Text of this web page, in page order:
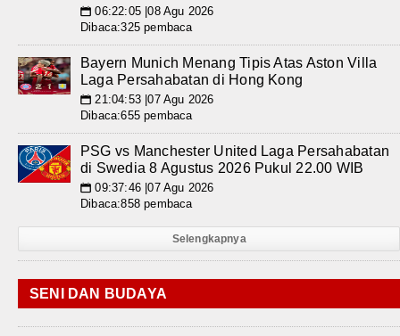
📅 06:22:05 |08 Agu 2026
Dibaca:325 pembaca
Bayern Munich Menang Tipis Atas Aston Villa
Laga Persahabatan di Hong Kong
📅 21:04:53 |07 Agu 2026
Dibaca:655 pembaca
PSG vs Manchester United Laga Persahabatan
di Swedia 8 Agustus 2026 Pukul 22.00 WIB
📅 09:37:46 |07 Agu 2026
Dibaca:858 pembaca
Selengkapnya
SENI DAN BUDAYA